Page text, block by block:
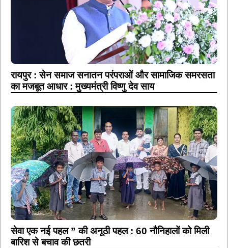
रायपुर : सेन समाज सनातन परंपराओं और सामाजिक समरसता
का मजबूत आधार : मुख्यमंत्री विष्णु देव साय
सेवा एक नई पहल ” की अनूठी पहल : 60 नौनिहालों को मिली
बारिश से बचाव की छतरी